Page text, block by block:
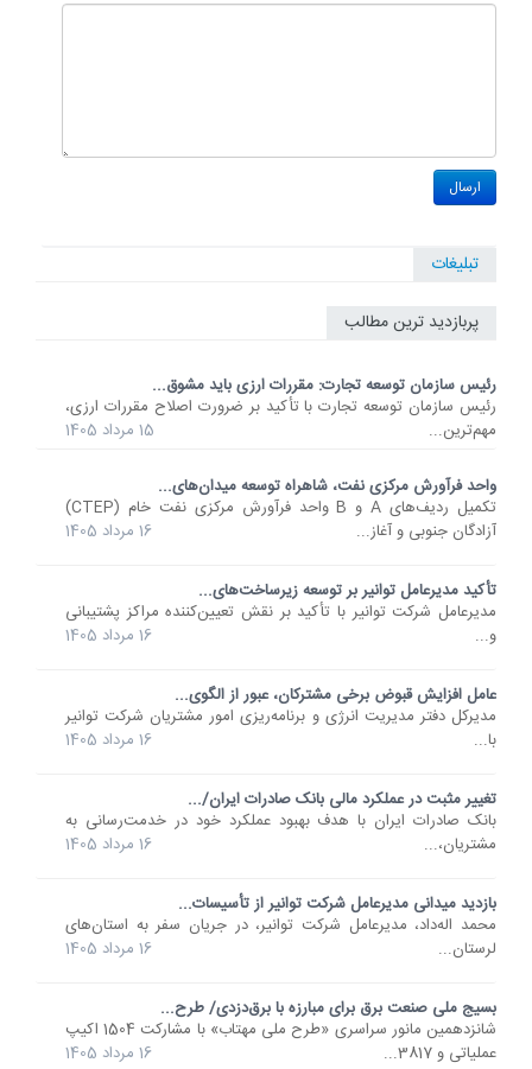
تبلیغات
پربازدید ترین مطالب
رئیس سازمان توسعه تجارت: مقررات ارزی باید مشوق...
رئیس سازمان توسعه تجارت با تأکید بر ضرورت اصلاح مقررات ارزی،
مهم‌ترین...
15 مرداد 1405
واحد فرآورش مرکزی نفت، شاهراه توسعه میدان‌های...
تکمیل ردیف‌های A و B واحد فرآورش مرکزی نفت خام (CTEP)
آزادگان جنوبی و آغاز...
16 مرداد 1405
تأکید مدیرعامل توانیر بر توسعه زیرساخت‌های...
مدیرعامل شرکت توانیر با تأکید بر نقش تعیین‌کننده مراکز پشتیبانی
و...
16 مرداد 1405
عامل افزایش قبوض برخی مشترکان، عبور از الگوی...
مدیرکل دفتر مدیریت انرژی و برنامه‌ریزی امور مشتریان شرکت توانیر
با...
16 مرداد 1405
تغییر مثبت در عملکرد مالی بانک صادرات ایران/...
​بانک صادرات ایران با هدف بهبود عملکرد خود در خدمت‌رسانی به
مشتریان،...
16 مرداد 1405
بازدید میدانی مدیرعامل شرکت توانیر از تأسیسات...
محمد اله‌داد، مدیرعامل شرکت توانیر، در جریان سفر به استان‌های
لرستان...
16 مرداد 1405
بسیج ملی صنعت برق برای مبارزه با برق‌دزدی/ طرح...
شانزدهمین مانور سراسری «طرح ملی مهتاب» با مشارکت 1504 اکیپ
عملیاتی و 3817...
16 مرداد 1405